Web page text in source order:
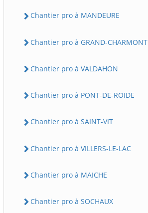
Chantier pro à MANDEURE
Chantier pro à GRAND-CHARMONT
Chantier pro à VALDAHON
Chantier pro à PONT-DE-ROIDE
Chantier pro à SAINT-VIT
Chantier pro à VILLERS-LE-LAC
Chantier pro à MAICHE
Chantier pro à SOCHAUX